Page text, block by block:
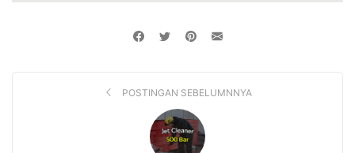
POSTINGAN SEBELUMNNYA